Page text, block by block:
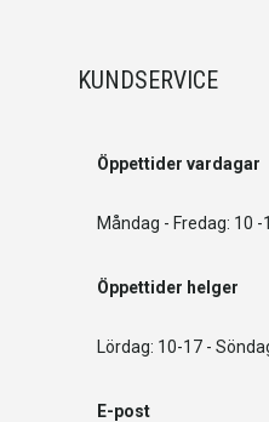
KUNDSERVICE
Öppettider vardagar
Måndag - Fredag: 10 -
Öppettider helger
Lördag: 10-17 -
E-post